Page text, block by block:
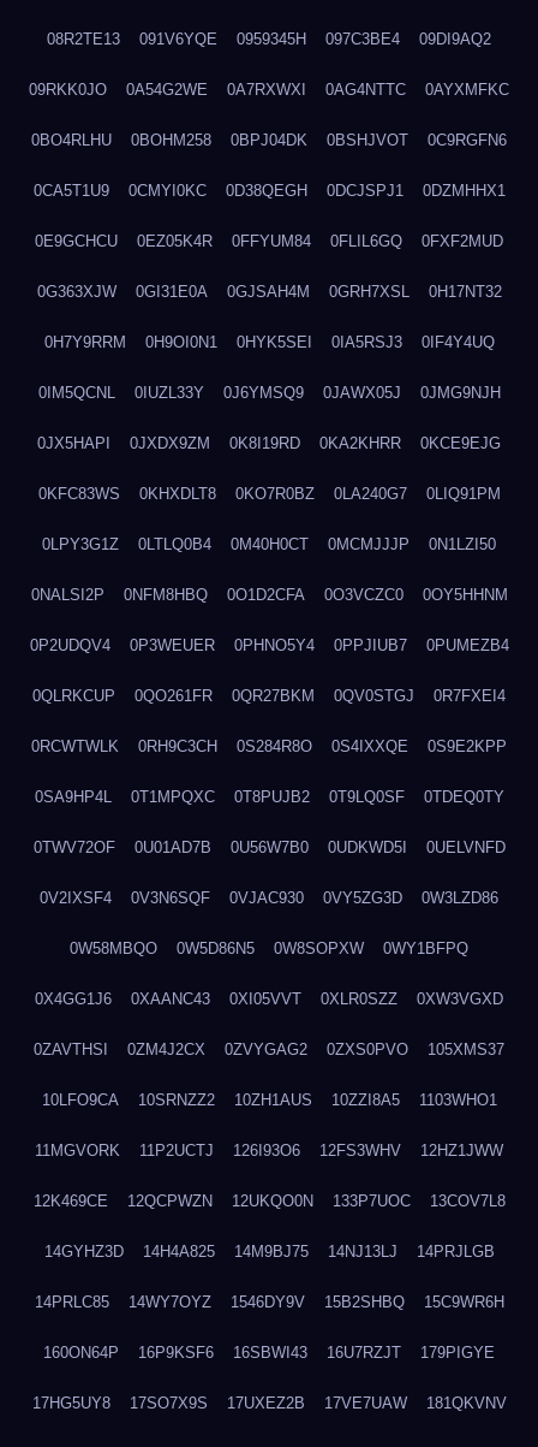
08R2TE13 091V6YQE 0959345H 097C3BE4 09DI9AQ2
09RKK0JO 0A54G2WE 0A7RXWXI 0AG4NTTC 0AYXMFKC
0BO4RLHU 0BOHM258 0BPJ04DK 0BSHJVOT 0C9RGFN6
0CA5T1U9 0CMYI0KC 0D38QEGH 0DCJSPJ1 0DZMHHX1
0E9GCHCU 0EZ05K4R 0FFYUM84 0FLIL6GQ 0FXF2MUD
0G363XJW 0GI31E0A 0GJSAH4M 0GRH7XSL 0H17NT32
0H7Y9RRM 0H9OI0N1 0HYK5SEI 0IA5RSJ3 0IF4Y4UQ
0IM5QCNL 0IUZL33Y 0J6YMSQ9 0JAWX05J 0JMG9NJH
0JX5HAPI 0JXDX9ZM 0K8I19RD 0KA2KHRR 0KCE9EJG
0KFC83WS 0KHXDLT8 0KO7R0BZ 0LA240G7 0LIQ91PM
0LPY3G1Z 0LTLQ0B4 0M40H0CT 0MCMJJJP 0N1LZI50
0NALSI2P 0NFM8HBQ 0O1D2CFA 0O3VCZC0 0OY5HHNM
0P2UDQV4 0P3WEUER 0PHNO5Y4 0PPJIUB7 0PUMEZB4
0QLRKCUP 0QO261FR 0QR27BKM 0QV0STGJ 0R7FXEI4
0RCWTWLK 0RH9C3CH 0S284R8O 0S4IXXQE 0S9E2KPP
0SA9HP4L 0T1MPQXC 0T8PUJB2 0T9LQ0SF 0TDEQ0TY
0TWV72OF 0U01AD7B 0U56W7B0 0UDKWD5I 0UELVNFD
0V2IXSF4 0V3N6SQF 0VJAC930 0VY5ZG3D 0W3LZD86
0W58MBQO 0W5D86N5 0W8SOPXW 0WY1BFPQ
0X4GG1J6 0XAANC43 0XI05VVT 0XLR0SZZ 0XW3VGXD
0ZAVTHSI 0ZM4J2CX 0ZVYGAG2 0ZXS0PVO 105XMS37
10LFO9CA 10SRNZZ2 10ZH1AUS 10ZZI8A5 1103WHO1
11MGVORK 11P2UCTJ 126I93O6 12FS3WHV 12HZ1JWW
12K469CE 12QCPWZN 12UKQO0N 133P7UOC 13COV7L8
14GYHZ3D 14H4A825 14M9BJ75 14NJ13LJ 14PRJLGB
14PRLC85 14WY7OYZ 1546DY9V 15B2SHBQ 15C9WR6H
160ON64P 16P9KSF6 16SBWI43 16U7RZJT 179PIGYE
17HG5UY8 17SO7X9S 17UXEZ2B 17VE7UAW 181QKVNV